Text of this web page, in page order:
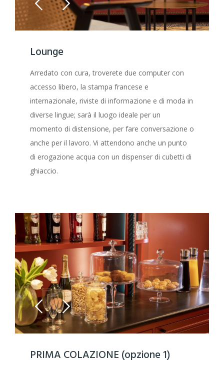
Lounge
Arredato con cura, troverete due computer con
accesso libero, la stampa francese e
internazionale, riviste di informazione e di moda in
diverse lingue; sarà il luogo ideale per un
momento di distensione, per fare conversazione o
anche per il lavoro. Vi attendono anche un punto
di erogazione acqua con un dispenser di cubetti di
ghiaccio.
PRIMA COLAZIONE (opzione 1)